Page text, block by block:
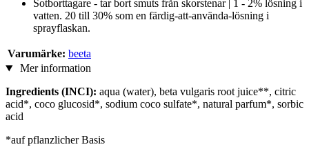
Sotborttagare - tar bort smuts från skorstenar | 1 - 2% lösning i
vatten. 20 till 30% som en färdig-att-använda-lösning i
sprayflaskan.
Varumärke: beeta
Mer information
Ingredients (INCI): aqua (water), beta vulgaris root juice**, citric
acid*, coco glucosid*, sodium coco sulfate*, natural parfum*, sorbic
acid
*auf pflanzlicher Basis